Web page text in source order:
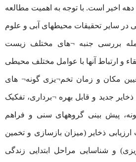
دهه اخیر است. با توجه به اهمیت مطالعه
در سایر تحقیقات محیطهای آبی و علوم
بررسی جنبه ¬های مختلف زیست
و ارتباط آنها با عوامل مختلف محیطی
مکان و زمان تخم¬یزی گونه¬ های
جدید و قابل بهره ¬برداری، تفکیک
پیش بینی گروههای سنی و فراهم
ذخایر (میزان بازسازی و تخمین
و شناسایی مراحل ابتدایی زندگی